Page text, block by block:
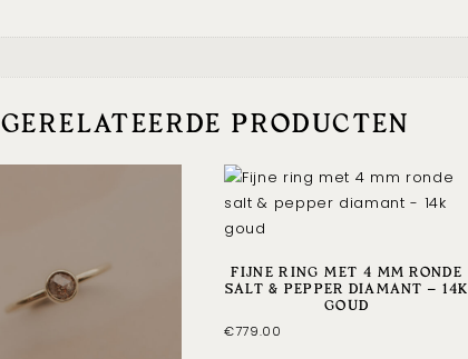
GERELATEERDE PRODUCTEN
FIJNE RING MET 4 MM RONDE
SALT & PEPPER DIAMANT – 14K
GOUD
€779.00